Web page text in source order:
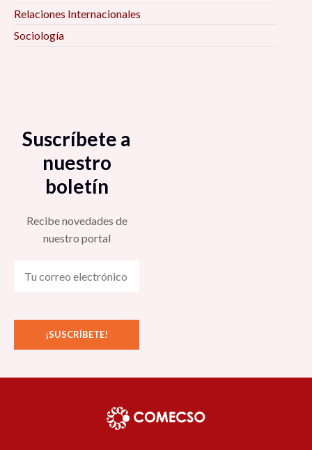
Relaciones Internacionales
Sociología
Suscríbete a
nuestro
boletín
Recibe novedades de
nuestro portal